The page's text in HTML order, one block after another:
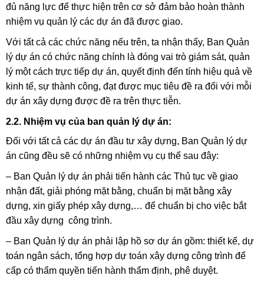
đủ năng lực để thực hiện trên cơ sở đảm bảo hoàn thành
nhiệm vụ quản lý các dự án đã được giao.
Với tất cả các chức năng nếu trên, ta nhận thấy, Ban Quản
lý dự án có chức năng chính là đóng vai trò giám sát, quản
lý một cách trực tiếp dự án, quyết định đến tính hiệu quả về
kinh tế, sự thành công, đạt được mục tiêu đề ra đối với mỗi
dự án xây dựng được đề ra trên thực tiễn.
2.2. Nhiệm vụ của ban quản lý dự án:
Đối với tất cả các dự án đầu tư xây dựng, Ban Quản lý dự
án cũng đều sẽ có những nhiệm vụ cụ thể sau đây:
– Ban Quản lý dự án phải tiến hành các Thủ tục về giao
nhận đất, giải phóng mặt bằng, chuẩn bị mặt bằng xây
dựng, xin giấy phép xây dựng,… để chuẩn bị cho việc bắt
đầu xây dựng công trình.
– Ban Quản lý dự án phải lập hồ sơ dự án gồm: thiết kế, dự
toán ngân sách, tổng hợp dự toán xây dựng công trình để
cấp có thẩm quyền tiến hành thẩm định, phê duyệt.